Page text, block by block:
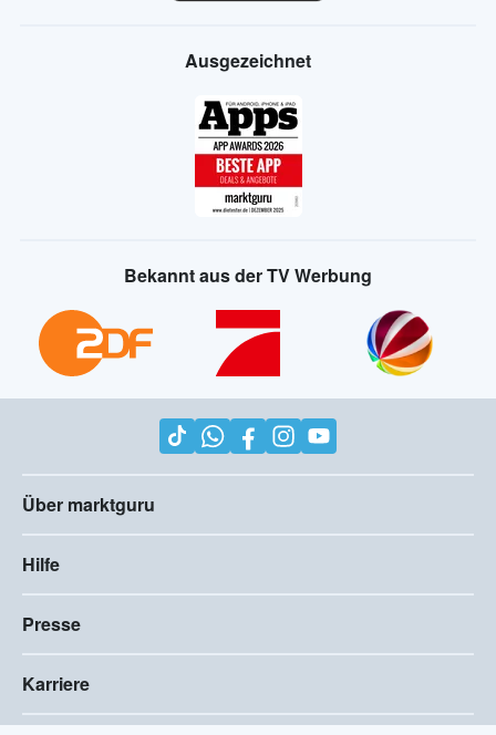
Ausgezeichnet
Bekannt aus der TV Werbung
Über marktguru
Hilfe
Presse
Karriere